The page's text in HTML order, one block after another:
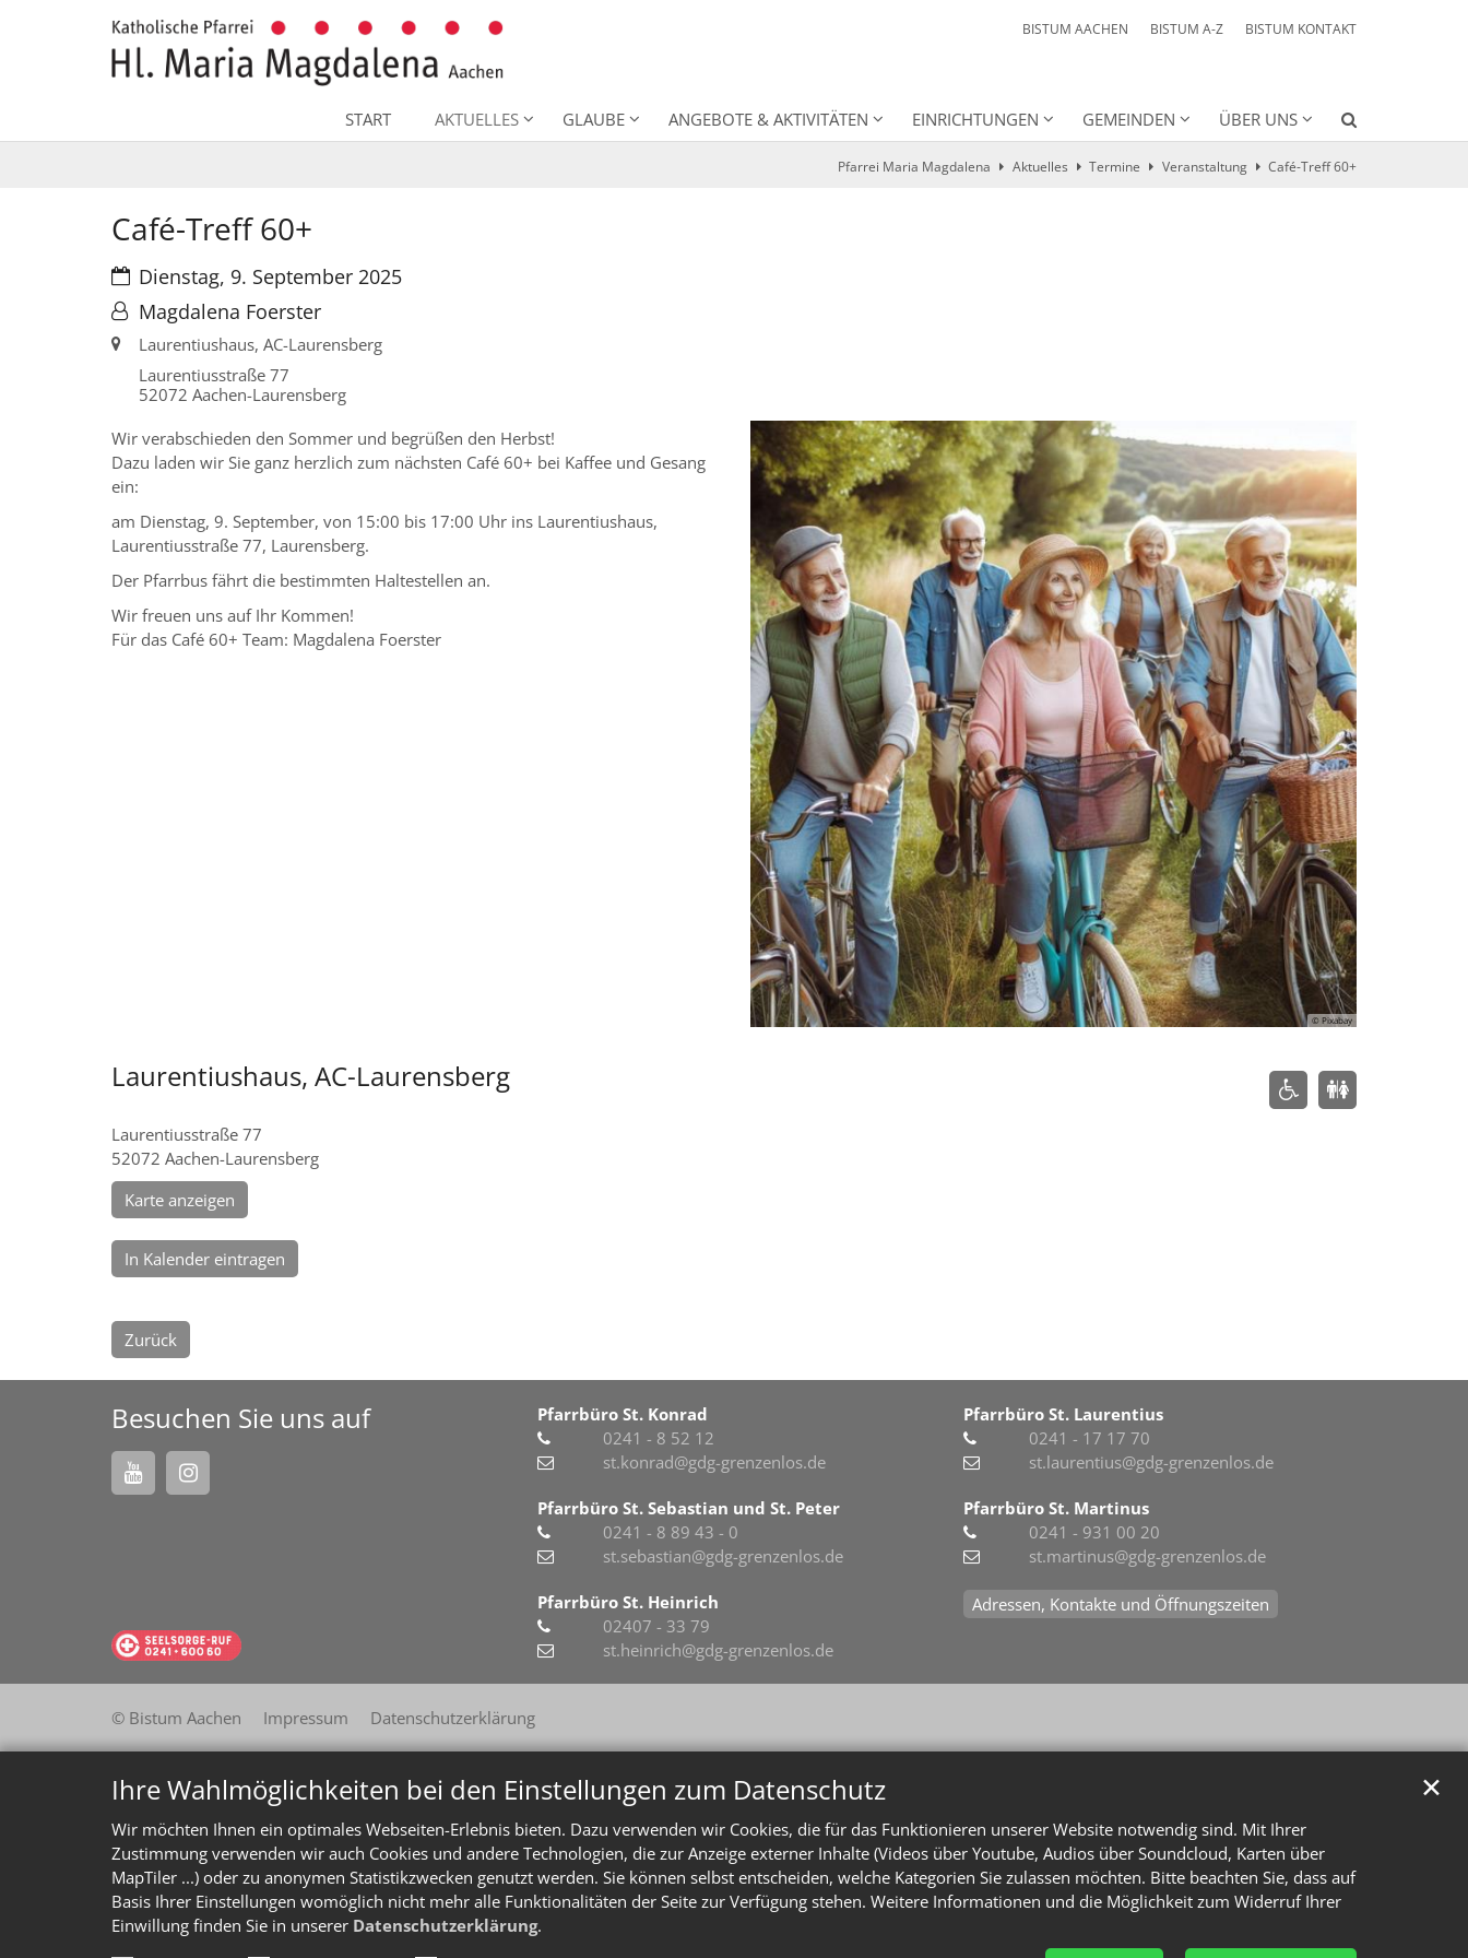
Ihre Wahlmöglichkeiten bei den Einstellungen zum Datenschutz
Wir möchten Ihnen ein optimales Webseiten-Erlebnis bieten. Dazu verwenden wir Cookies, die für das Funktionieren unserer Website notwendig sind. Mit Ihrer
Zustimmung verwenden wir auch Cookies und andere Technologien, die zur Anzeige externer Inhalte (Videos über Youtube, Audios über Soundcloud, Karten über
MapTiler ...) oder zu anonymen Statistikzwecken genutzt werden. Sie können selbst entscheiden, welche Kategorien Sie zulassen möchten. Bitte beachten Sie, dass auf
Basis Ihrer Einstellungen womöglich nicht mehr alle Funktionalitäten der Seite zur Verfügung stehen. Weitere Informationen und die Möglichkeit zum Widerruf Ihrer
Einwillung finden Sie in unserer Datenschutzerklärung.
✕
BISTUM AACHEN BISTUM A-Z BISTUM KONTAKT
START AKTUELLES GLAUBE ANGEBOTE & AKTIVITÄTEN EINRICHTUNGEN GEMEINDEN ÜBER UNS
Pfarrei Maria Magdalena Aktuelles Termine Veranstaltung Café-Treff 60+
Café-Treff 60+
Datum:
Dienstag, 9. September 2025
Von:Magdalena Foerster
Ort: Laurentiushaus, AC-Laurensberg
Laurentiusstraße 77
52072 Aachen-Laurensberg
© Pixabay
Wir verabschieden den Sommer und begrüßen den Herbst!
Dazu laden wir Sie ganz herzlich zum nächsten Café 60+ bei Kaffee und Gesang
ein:
am Dienstag, 9. September, von 15:00 bis 17:00 Uhr ins Laurentiushaus,
Laurentiusstraße 77, Laurensberg.
Der Pfarrbus fährt die bestimmten Haltestellen an.
Wir freuen uns auf Ihr Kommen!
Für das Café 60+ Team: Magdalena Foerster
Laurentiushaus, AC-Laurensberg
Laurentiusstraße 77
52072 Aachen-Laurensberg
Karte anzeigen
In Kalender eintragen
Zurück
Besuchen Sie uns auf
Pfarrbüro St. Konrad
0241 - 8 52 12
st.konrad@gdg-grenzenlos.de
Pfarrbüro St. Sebastian und St. Peter
0241 - 8 89 43 - 0
st.sebastian@gdg-grenzenlos.de
Pfarrbüro St. Heinrich
02407 - 33 79
st.heinrich@gdg-grenzenlos.de
Pfarrbüro St. Laurentius
0241 - 17 17 70
st.laurentius@gdg-grenzenlos.de
Pfarrbüro St. Martinus
0241 - 931 00 20
st.martinus@gdg-grenzenlos.de
Adressen, Kontakte und Öffnungszeiten
© Bistum Aachen Impressum Datenschutzerklärung